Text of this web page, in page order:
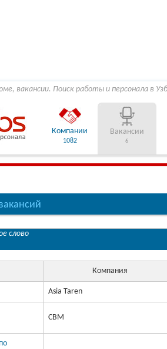
вакансии. Поиск работы и персонала в
Компании
1082
Вакансии
6
слово
Компания
Asia Taren
CBM